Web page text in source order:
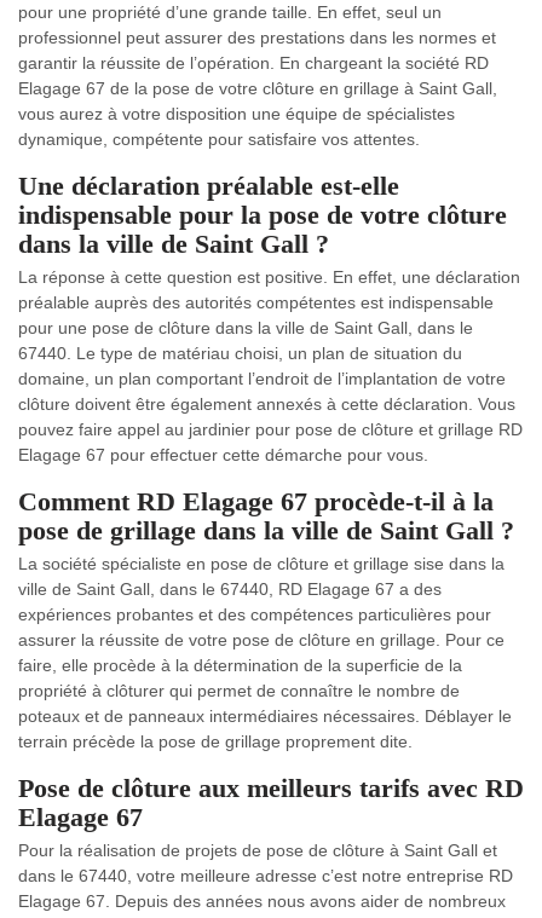
pour une propriété d’une grande taille. En effet, seul un
professionnel peut assurer des prestations dans les normes et
garantir la réussite de l’opération. En chargeant la société RD
Elagage 67 de la pose de votre clôture en grillage à Saint Gall,
vous aurez à votre disposition une équipe de spécialistes
dynamique, compétente pour satisfaire vos attentes.
Une déclaration préalable est-elle
indispensable pour la pose de votre clôture
dans la ville de Saint Gall ?
La réponse à cette question est positive. En effet, une déclaration
préalable auprès des autorités compétentes est indispensable
pour une pose de clôture dans la ville de Saint Gall, dans le
67440. Le type de matériau choisi, un plan de situation du
domaine, un plan comportant l’endroit de l’implantation de votre
clôture doivent être également annexés à cette déclaration. Vous
pouvez faire appel au jardinier pour pose de clôture et grillage RD
Elagage 67 pour effectuer cette démarche pour vous.
Comment RD Elagage 67 procède-t-il à la
pose de grillage dans la ville de Saint Gall ?
La société spécialiste en pose de clôture et grillage sise dans la
ville de Saint Gall, dans le 67440, RD Elagage 67 a des
expériences probantes et des compétences particulières pour
assurer la réussite de votre pose de clôture en grillage. Pour ce
faire, elle procède à la détermination de la superficie de la
propriété à clôturer qui permet de connaître le nombre de
poteaux et de panneaux intermédiaires nécessaires. Déblayer le
terrain précède la pose de grillage proprement dite.
Pose de clôture aux meilleurs tarifs avec RD
Elagage 67
Pour la réalisation de projets de pose de clôture à Saint Gall et
dans le 67440, votre meilleure adresse c’est notre entreprise RD
Elagage 67. Depuis des années nous avons aider de nombreux